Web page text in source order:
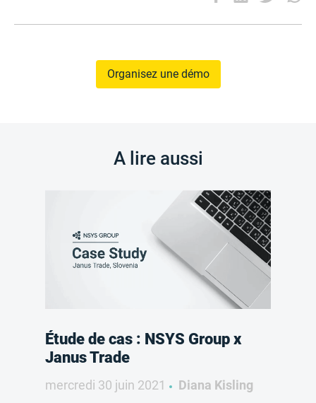
Organisez une démo
A lire aussi
Étude de cas : NSYS Group x
Janus Trade
mercredi 30 juin 2021 Diana Kisling